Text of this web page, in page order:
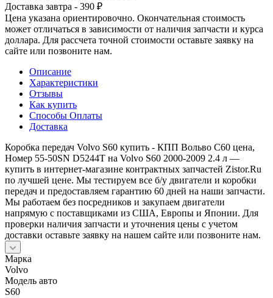
Доставка завтра - 390 ₽
Цена указана ориентировочно. Окончательная стоимость
может отличаться в зависимости от наличия запчасти и курса
доллара. Для рассчета точной стоимости оставьте заявку на
сайте или позвоните нам.
Описание
Характеристики
Отзывы
Как купить
Способы Оплаты
Доставка
Коробка передач Volvo S60 купить - КПП Вольво С60 цена,
Номер 55-50SN D5244T на Volvo S60 2000-2009 2.4 л —
купить в интернет-магазине контрактных запчастей Zistor.Ru
по лучшей цене. Мы тестируем все б/у двигатели и коробки
передач и предоставляем гарантию 60 дней на наши запчасти.
Мы работаем без посредников и закупаем двигатели
напрямую с поставщиками из США, Европы и Японии. Для
проверки наличия запчасти и уточнения цены с учетом
доставки оставьте заявку на нашем сайте или позвоните нам.
Марка
Volvo
Модель авто
S60